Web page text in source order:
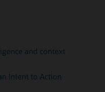
and context
Intent to Action